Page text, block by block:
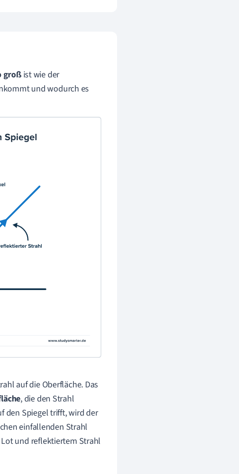
großist wie der
und wodurch es
auf die Oberfläche. Das
, die den Strahl
den Spiegel trifft, wird der
einfallenden Strahl
und reflektiertem Strahl